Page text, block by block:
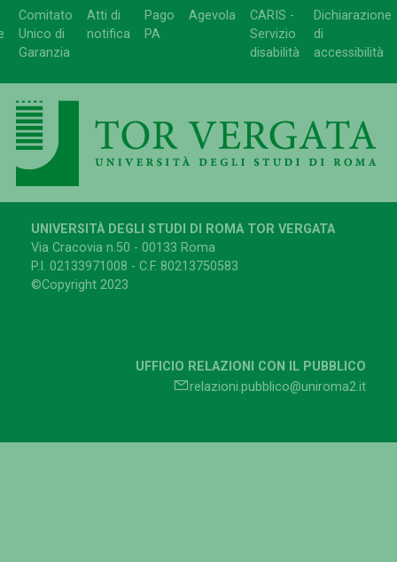
Comitato
Unico di
Garanzia
Atti di
notifica
Pago
PA
Agevola
CARIS -
Servizio
disabilità
Dichiarazione
di
accessibilità
UNIVERSITÀ DEGLI STUDI DI ROMA TOR VERGATA
Via Cracovia n.50 - 00133 Roma
P.I. 02133971008 - C.F. 80213750583
©Copyright 2023
UFFICIO RELAZIONI CON IL PUBBLICO
relazioni.pubblico@uniroma2.it